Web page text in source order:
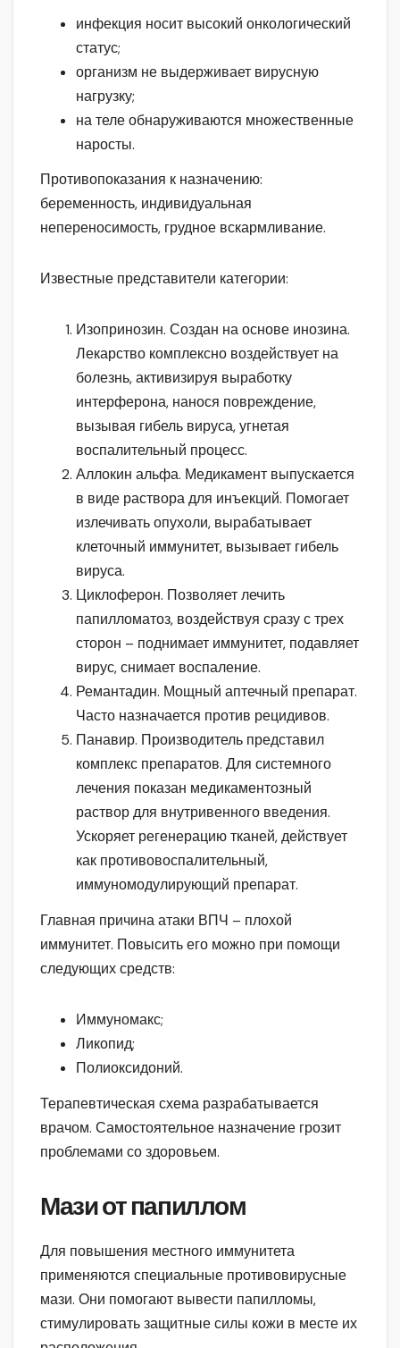
инфекция носит высокий онкологический
статус;
организм не выдерживает вирусную
нагрузку;
на теле обнаруживаются множественные
наросты.
Противопоказания к назначению:
беременность, индивидуальная
непереносимость, грудное вскармливание.
Известные представители категории:
Изопринозин. Создан на основе инозина.
Лекарство комплексно воздействует на
болезнь, активизируя выработку
интерферона, нанося повреждение,
вызывая гибель вируса, угнетая
воспалительный процесс.
Аллокин альфа. Медикамент выпускается
в виде раствора для инъекций. Помогает
излечивать опухоли, вырабатывает
клеточный иммунитет, вызывает гибель
вируса.
Циклоферон. Позволяет лечить
папилломатоз, воздействуя сразу с трех
сторон – поднимает иммунитет, подавляет
вирус, снимает воспаление.
Ремантадин. Мощный аптечный препарат.
Часто назначается против рецидивов.
Панавир. Производитель представил
комплекс препаратов. Для системного
лечения показан медикаментозный
раствор для внутривенного введения.
Ускоряет регенерацию тканей, действует
как противовоспалительный,
иммуномодулирующий препарат.
Главная причина атаки ВПЧ – плохой
иммунитет. Повысить его можно при помощи
следующих средств:
Иммуномакс;
Ликопид;
Полиоксидоний.
Терапевтическая схема разрабатывается
врачом. Самостоятельное назначение грозит
проблемами со здоровьем.
Мази от папиллом
Для повышения местного иммунитета
применяются специальные противовирусные
мази. Они помогают вывести папилломы,
стимулировать защитные силы кожи в месте их